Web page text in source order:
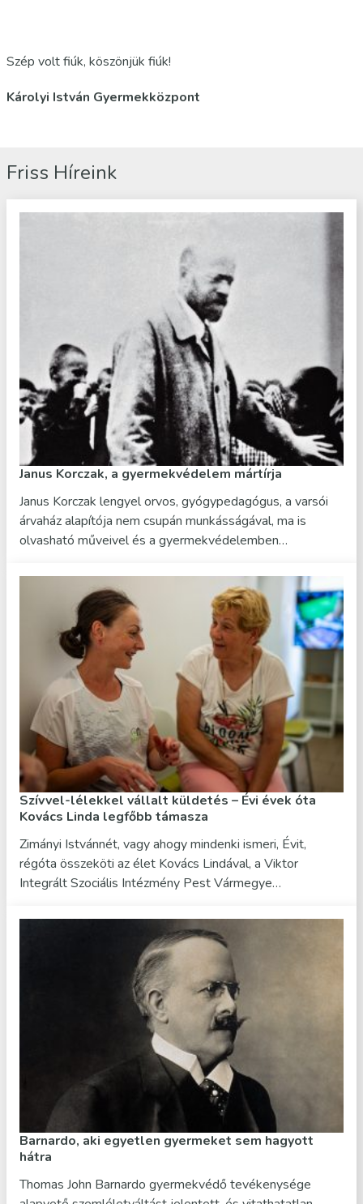
Szép volt fiúk, köszönjük fiúk!
Károlyi István Gyermekközpont
Friss Híreink
Janus Korczak, a gyermekvédelem mártírja
Janus Korczak lengyel orvos, gyógypedagógus, a varsói
árvaház alapítója nem csupán munkásságával, ma is
olvasható műveivel és a gyermekvédelemben…
Szívvel-lélekkel vállalt küldetés – Évi évek óta
Kovács Linda legfőbb támasza
Zimányi Istvánnét, vagy ahogy mindenki ismeri, Évit,
régóta összeköti az élet Kovács Lindával, a Viktor
Integrált Szociális Intézmény Pest Vármegye…
Barnardo, aki egyetlen gyermeket sem hagyott
hátra
Thomas John Barnardo gyermekvédő tevékenysége